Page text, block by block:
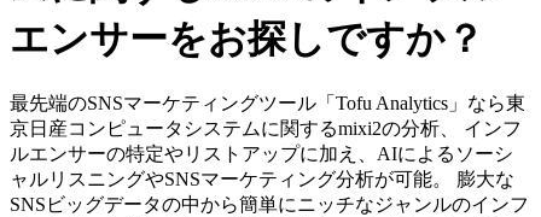
エンサーをお探しですか？
最先端のSNSマーケティングツール「Tofu Analytics」なら東
京日産コンピュータシステムに関するmixi2の分析、 インフ
ルエンサーの特定やリストアップに加え、AIによるソーシ
ャルリスニングやSNSマーケティング分析が可能。 膨大な
SNSビッグデータの中から簡単にニッチなジャンルのインフ